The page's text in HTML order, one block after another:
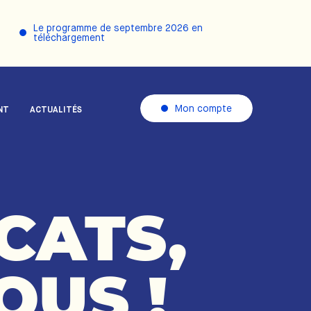
Le programme de septembre 2026 en
téléchargement
ACTUALITÉS Mon compte